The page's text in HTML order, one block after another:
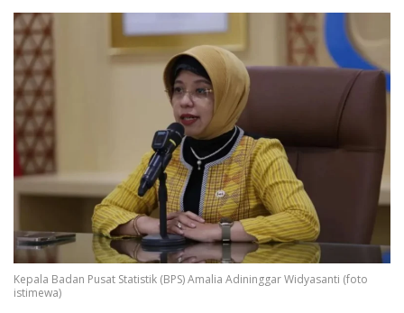
Kepala Badan Pusat Statistik (BPS) Amalia Adininggar Widyasanti (foto
istimewa)